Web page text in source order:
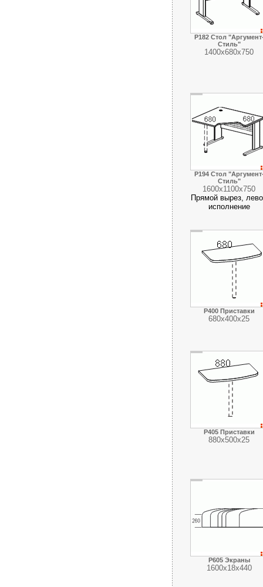
Р182 Стол
Стиль"
1400х680х750
Р194 Стол
Стиль"
1600х1100х750
Прямой вырез,
исполнение
Р400 Приставки
680х400х25
Р405 Приставки
880х500х25
Р605 Экраны
1600х18х440